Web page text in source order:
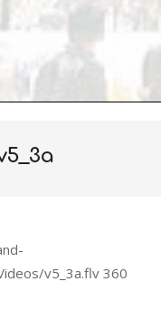
v5_3a.flv 360